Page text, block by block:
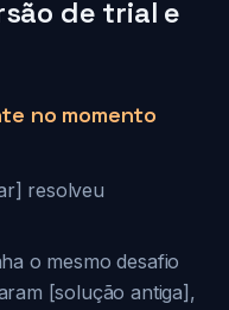
de trial e
no momento
resolveu
o mesmo desafio
[solução antiga],